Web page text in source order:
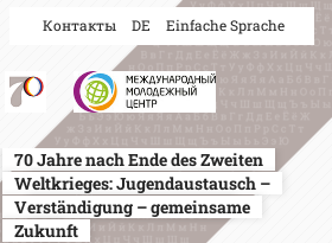
Контакты DE Einfache Sprache
70 Jahre nach Ende des Zweiten
Weltkrieges: Jugendaustausch –
Verständigung – gemeinsame
Zukunft